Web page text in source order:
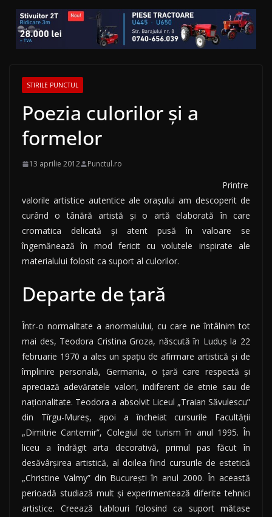
STIRILE PUNCTUL
Poezia culorilor şi a
formelor
13 aprilie 2012 Punctul.ro
Printre
valorile artistice autentice ale oraşului am descoperit de
curând o tânără artistă şi o artă elaborată în care
cromatica delicată şi atent pusă în valoare se
îngemănează în mod fericit cu volutele inspirate ale
materialului folosit ca suport al culorilor.
Departe de ţară
Într-o normalitate a anormalului, cu care ne întâlnim tot
mai des, Teodora Cristina Groza, născută în Luduş la 22
februarie 1970 a ales un spaţiu de afirmare artistică şi de
împlinire personală, Germania, o ţară care respectă şi
apreciază adevăratele valori, indiferent de etnie sau de
naţionalitate. Teodora a absolvit Liceul „Traian Săvulescu”
din Tîrgu-Mureş, apoi a încheiat cursurile Facultăţii
„Dimitrie Cantemir”, Colegiul de turism în anul 1995. În
liceu a îndrăgit arta decorativă, primul pas făcut în
desăvârşirea artistică, al doilea fiind cursurile de estetică
„Christine Valmy” din Bucureşti în anul 2000. În această
perioadă studiază mult şi experimentează diferite tehnici
artistice. Creează tablouri folosind ca suport mătase